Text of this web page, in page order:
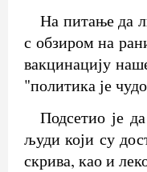
На питање да
с обзиром на
вакцинацију
"политика је
Подсетио је
људи који су
скрива, као и